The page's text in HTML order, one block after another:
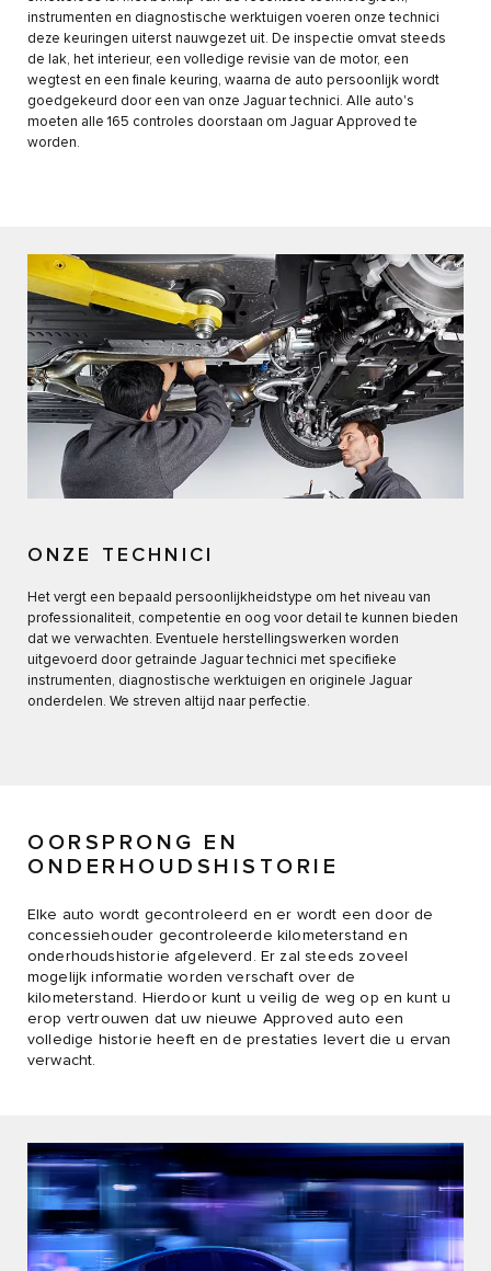
instrumenten en diagnostische werktuigen voeren onze technici
deze keuringen uiterst nauwgezet uit. De inspectie omvat steeds
de lak, het interieur, een volledige revisie van de motor, een
wegtest en een finale keuring, waarna de auto persoonlijk wordt
goedgekeurd door een van onze Jaguar technici. Alle auto's
moeten alle 165 controles doorstaan om Jaguar Approved te
worden.
ONZE TECHNICI
Het vergt een bepaald persoonlijkheidstype om het niveau van
professionaliteit, competentie en oog voor detail te kunnen bieden
dat we verwachten. Eventuele herstellingswerken worden
uitgevoerd door getrainde Jaguar technici met specifieke
instrumenten, diagnostische werktuigen en originele Jaguar
onderdelen. We streven altijd naar perfectie.
OORSPRONG EN
ONDERHOUDSHISTORIE
Elke auto wordt gecontroleerd en er wordt een door de
concessiehouder gecontroleerde kilometerstand en
onderhoudshistorie afgeleverd. Er zal steeds zoveel
mogelijk informatie worden verschaft over de
kilometerstand. Hierdoor kunt u veilig de weg op en kunt u
erop vertrouwen dat uw nieuwe Approved auto een
volledige historie heeft en de prestaties levert die u ervan
verwacht.